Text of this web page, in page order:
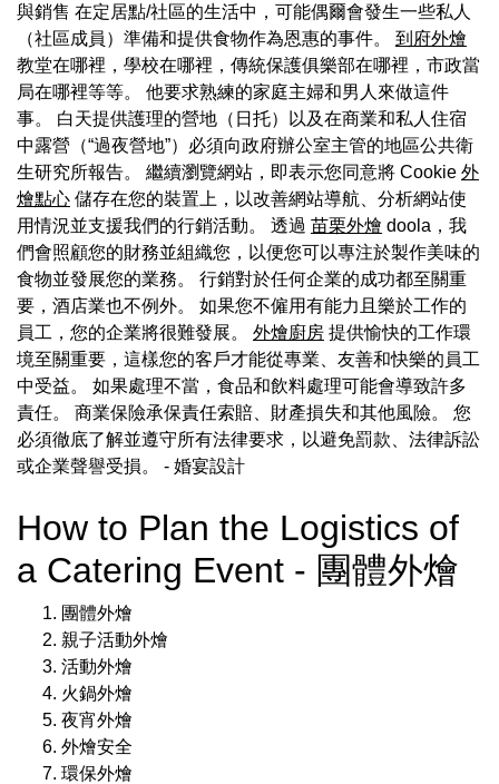
與銷售 在定居點/社區的生活中，可能偶爾會發生一些私人
（社區成員）準備和提供食物作為恩惠的事件。 到府外燴
教堂在哪裡，學校在哪裡，傳統保護俱樂部在哪裡，市政當
局在哪裡等等。 他要求熟練的家庭主婦和男人來做這件
事。 白天提供護理的營地（日托）以及在商業和私人住宿
中露營（“過夜營地”）必須向政府辦公室主管的地區公共衛
生研究所報告。 繼續瀏覽網站，即表示您同意將 Cookie 外
燴點心 儲存在您的裝置上，以改善網站導航、分析網站使
用情況並支援我們的行銷活動。 透過 苗栗外燴 doola，我
們會照顧您的財務並組織您，以便您可以專注於製作美味的
食物並發展您的業務。 行銷對於任何企業的成功都至關重
要，酒店業也不例外。 如果您不僱用有能力且樂於工作的
員工，您的企業將很難發展。 外燴廚房 提供愉快的工作環
境至關重要，這樣您的客戶才能從專業、友善和快樂的員工
中受益。 如果處理不當，食品和飲料處理可能會導致許多
責任。 商業保險承保責任索賠、財產損失和其他風險。 您
必須徹底了解並遵守所有法律要求，以避免罰款、法律訴訟
或企業聲譽受損。 - 婚宴設計
How to Plan the Logistics of
a Catering Event - 團體外燴
團體外燴
親子活動外燴
活動外燴
火鍋外燴
夜宵外燴
外燴安全
環保外燴